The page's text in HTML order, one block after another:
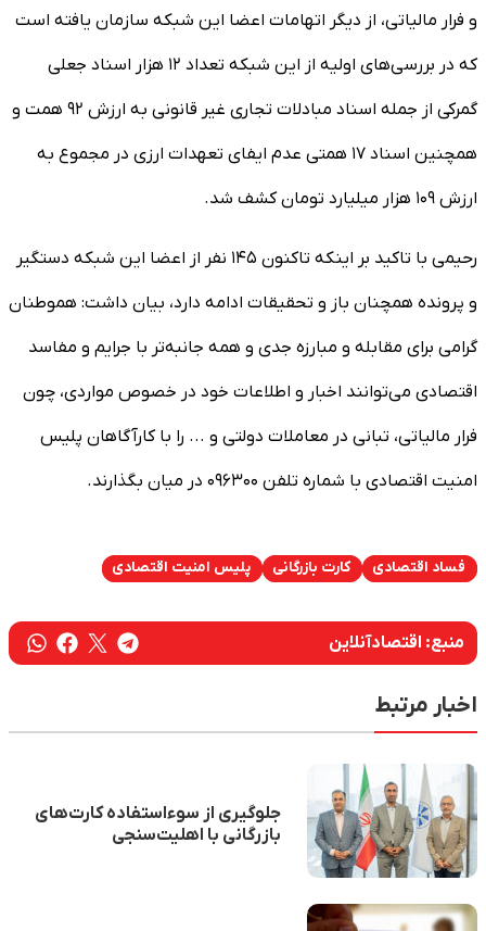
و فرار مالیاتی، از دیگر اتهامات اعضا این شبکه سازمان یافته است
که در بررسی‌های اولیه از این شبکه تعداد ۱۲ هزار اسناد جعلی
گمرکی از جمله اسناد مبادلات تجاری غیر قانونی به ارزش ۹۲ همت و
همچنین اسناد ۱۷ همتی عدم ایفای تعهدات ارزی در مجموع به
ارزش ۱۰۹ هزار میلیارد تومان کشف شد.
رحیمی با تاکید بر اینکه تاکنون ۱۴۵ نفر از اعضا این شبکه دستگیر
و پرونده همچنان باز و تحقیقات ادامه دارد، بیان داشت: هموطنان
گرامی برای مقابله و مبارزه جدی و همه جانبه‌تر با جرایم و مفاسد
اقتصادی می‌توانند اخبار و اطلاعات خود در خصوص مواردی، چون
فرار مالیاتی، تبانی در معاملات دولتی و ... را با کارآگاهان پلیس
امنیت اقتصادی با شماره تلفن ۰۹۶۳۰۰ در میان بگذارند.
فساد اقتصادی کارت بازرگانی پلیس امنیت اقتصادی
منبع: اقتصادآنلاین
اخبار مرتبط
جلوگیری از سوءاستفاده کارت‌های
بازرگانی با اهلیت‌سنجی